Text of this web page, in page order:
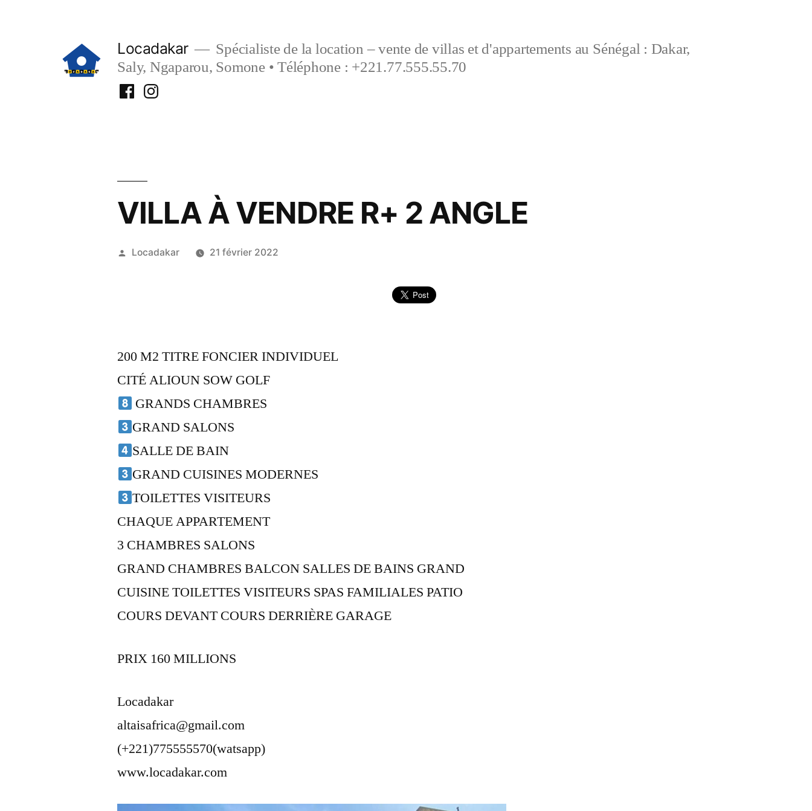
Locadakar
Spécialiste de la location – vente de villas et d'appartements au Sénégal : Dakar,
Saly, Ngaparou, Somone • Téléphone : +221.77.555.55.70
FacebookInstagram
VILLA À VENDRE R+ 2 ANGLE
Publié
Locadakar 21 février 2022
200 M2 TITRE FONCIER INDIVIDUEL
CITÉ ALIOUN SOW GOLF
GRANDS CHAMBRES
GRAND SALONS
SALLE DE BAIN
GRAND CUISINES MODERNES
TOILETTES VISITEURS
CHAQUE APPARTEMENT
3 CHAMBRES SALONS
GRAND CHAMBRES BALCON SALLES DE BAINS GRAND
CUISINE TOILETTES VISITEURS SPAS FAMILIALES PATIO
COURS DEVANT COURS DERRIÈRE GARAGE
PRIX 160 MILLIONS
Locadakar
altaisafrica@gmail.com
(+221)775555570(watsapp)
www.locadakar.com